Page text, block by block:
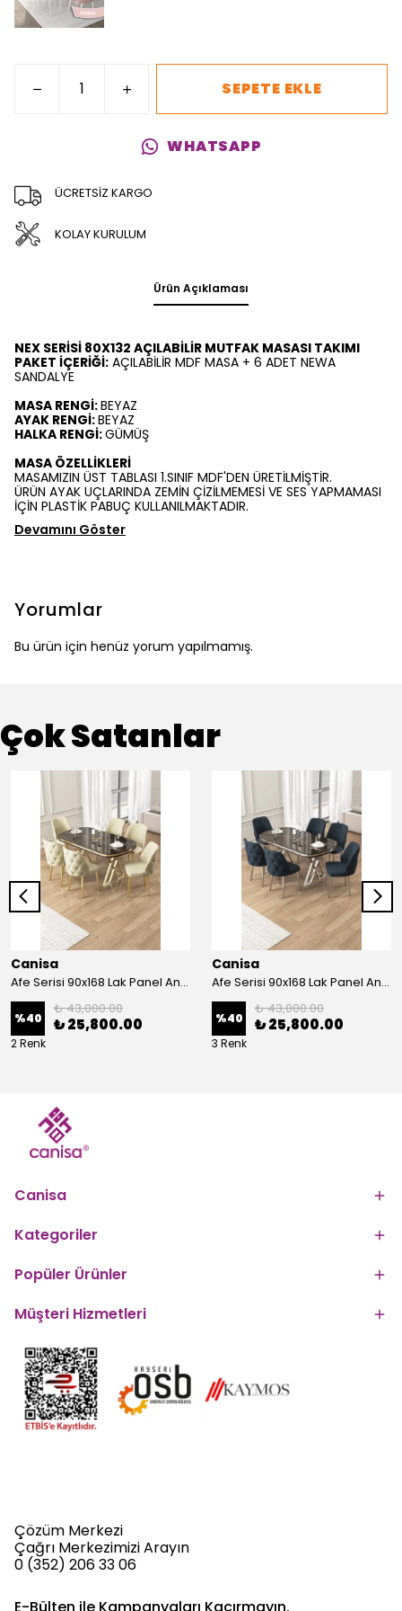
SEPETE EKLE
WHATSAPP
ÜCRETSİZ KARGO
KOLAY KURULUM
Ürün Açıklaması
NEX SERİSİ 80X132 AÇILABİLİR MUTFAK MASASI TAKIMI
PAKET İÇERİĞİ: AÇILABİLİR MDF MASA + 6 ADET NEWA
SANDALYE
MASA RENGİ:BEYAZ
AYAK RENGİ:BEYAZ
HALKA RENGİ:GÜMÜŞ
MASA ÖZELLİKLERİ
MASAMIZIN ÜST TABLASI 1.SINIF MDF'DEN ÜRETİLMİŞTİR.
ÜRÜN AYAK UÇLARINDA ZEMİN ÇİZİLMEMESİ VE SES YAPMAMASI
İÇİN PLASTİK PABUÇ KULLANILMAKTADIR.
Devamını Göster
Yorumlar
Bu ürün için henüz yorum yapılmamış.
Çok Satanlar
Canisa
Afe Serisi 90x168 Lak Panel Antrasit İroni Masa ve 6 Sandalye Gold Kaplama Ayak
%40
₺ 43,000.00
₺ 25,800.00
2 Renk
Canisa
Afe Serisi 90x168 Lak Panel Antrasit İroni Masa ve 6 Sandalye Krom Kaplama Ayak
%40
₺ 43,000.00
₺ 25,800.00
3 Renk
Canisa
Kategoriler
Popüler Ürünler
Müşteri Hizmetleri
Çözüm Merkezi
Çağrı Merkezimizi Arayın
0 (352) 206 33 06